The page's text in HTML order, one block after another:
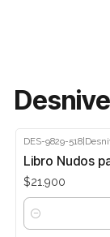
DES-9829-518|
Libro Nudos
$21.900
Cantidad